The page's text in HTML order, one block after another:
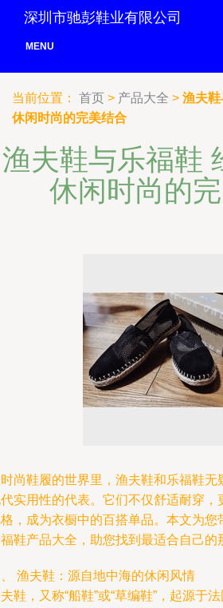
深圳市驰彭鞋业有限公司
MENU
当前位置： 首页 > 产品大全 > 渔夫
休闲时尚的完美结合
渔夫鞋与乐福鞋
休闲时尚的
尚鞋履的世界里，渔夫鞋和乐福鞋无
实用性的代表。它们不仅舒适耐穿，
，成为衣橱中的百搭单品。本文为您
鞋产品大全，助您找到最适合自己的
渔夫鞋：源自地中海的休闲风情
鞋，又称“船鞋”或“草编鞋”，起源于